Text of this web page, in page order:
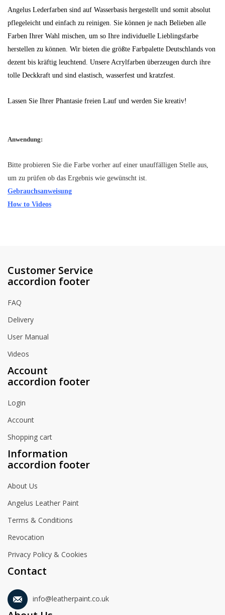
Angelus Lederfarben sind auf Wasserbasis hergestellt und somit absolut
pflegeleicht und einfach zu reinigen. Sie können je nach Belieben alle
Farben Ihrer Wahl mischen, um so Ihre individuelle Lieblingsfarbe
herstellen zu können. Wir bieten die größte Farbpalette Deutschlands von
dezent bis kräftig leuchtend. Unsere Acrylfarben überzeugen durch ihre
tolle Deckkraft und sind elastisch, wasserfest und kratzfest.
Lassen Sie Ihrer Phantasie freien Lauf und werden Sie kreativ!
Anwendung:
Bitte probieren Sie die Farbe vorher auf einer unauffälligen Stelle aus,
um zu prüfen ob das Ergebnis wie gewünscht ist.
Gebrauchsanweisung
How to Videos
Customer Service
accordion footer
FAQ
Delivery
User Manual
Videos
Account
accordion footer
Login
Account
Shopping cart
Information
accordion footer
About Us
Angelus Leather Paint
Terms & Conditions
Revocation
Privacy Policy & Cookies
Contact
info@leatherpaint.co.uk